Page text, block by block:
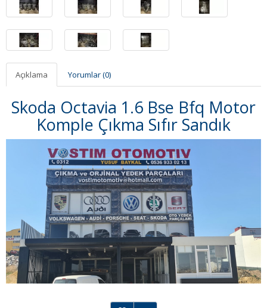
Açıklama Yorumlar (0)
Skoda Octavia 1.6 Bse Bfq Motor
Komple Çıkma Sıfır Sandık